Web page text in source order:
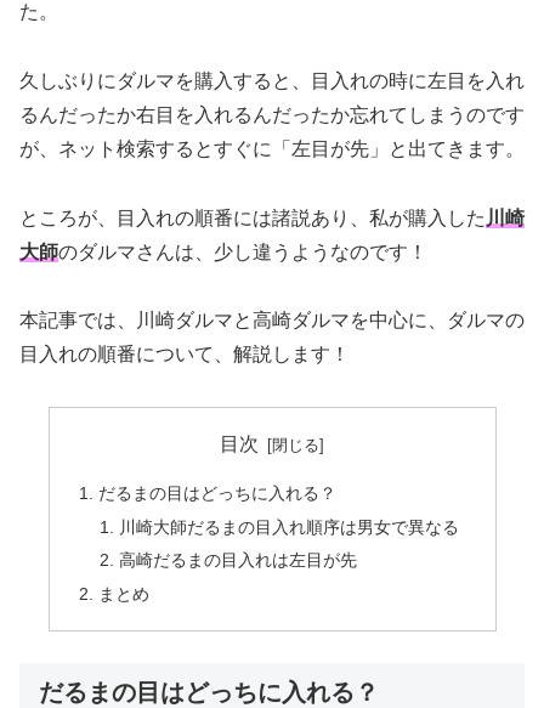
た。
久しぶりにダルマを購入すると、目入れの時に左目を入れ
るんだったか右目を入れるんだったか忘れてしまうのです
が、ネット検索するとすぐに「左目が先」と出てきます。
ところが、目入れの順番には諸説あり、私が購入した 川崎
大師のダルマさんは、少し違うようなのです！
本記事では、川崎ダルマと高崎ダルマを中心に、ダルマの
目入れの順番について、解説します！
目次
だるまの目はどっちに入れる？
川崎大師だるまの目入れ順序は男女で異なる
高崎だるまの目入れは左目が先
まとめ
だるまの目はどっちに入れる？